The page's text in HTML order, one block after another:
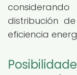
distribución
eficiencia